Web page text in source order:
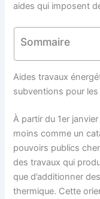
aides qui imposent
Sommaire
Aides travaux
subventions pour les
À partir du 1er
moins comme un
pouvoirs publics
des travaux qui
que d’additionner
thermique. Cette